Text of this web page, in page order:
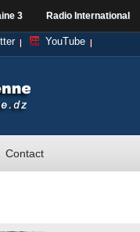
3 Radio International
YouTube
Contact